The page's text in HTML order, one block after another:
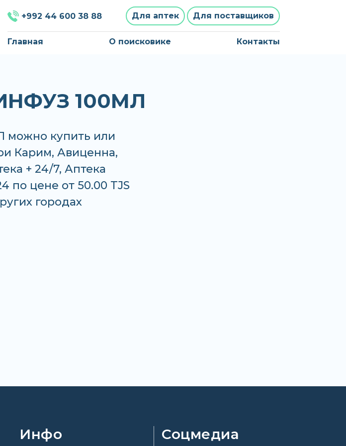
+992 44 600 38 88 Для аптек Для поставщиков
Главная О поисковике Контакты
100МЛ
купить или
Карим, Авиценна,
+ 24/7, Аптека
по цене от 50.00 TJS
городах
Инфо Соцмедиа